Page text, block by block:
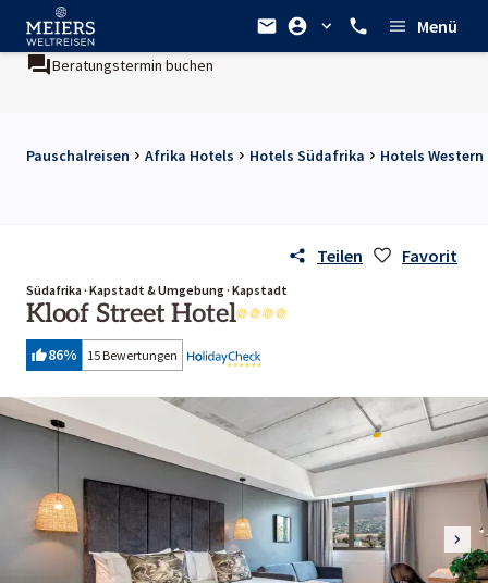
Menü
Beratungstermin buchen
Pauschalreisen Afrika Hotels Hotels Südafrika Hotels Western
Teilen Favorit
Südafrika · Kapstadt & Umgebung · Kapstadt
Kloof Street Hotel
86% 15 Bewertungen